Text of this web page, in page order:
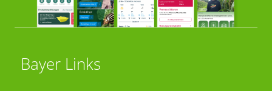
Bayer Links